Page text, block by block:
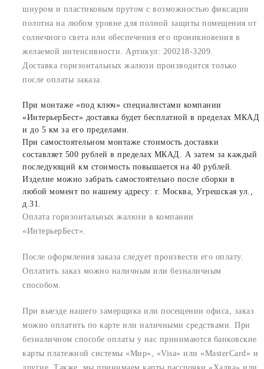
шнуром и пластиковым прутом с возможностью фиксации
полотна на любом уровне для полной защиты помещения от
солнечного света или обеспечения его проникновения в
желаемой интенсивности. Артикул: 200218-3209.
Доставка горизонтальных жалюзи производится только
после оплаты заказа.
При монтаже «под ключ» специалистами компании
«ИнтерьерБест» доставка будет бесплатной в пределах МКАД
и до 5 км за его пределами.
При самостоятельном монтаже стоимость доставки
составляет 500 рублей в пределах МКАД. А затем за каждый
последующий км стоимость повышается на 40 рублей.
Изделие можно забрать самостоятельно после сборки в
любой момент по нашему адресу: г. Москва, Угрешская ул.,
д.31.
Оплата горизонтальных жалюзи в компании
«ИнтерьерБест».
После оформления заказа следует произвести его оплату.
Оплатить заказ можно наличным или безналичным
способом.
При выезде нашего замерщика или посещении офиса, заказ
можно оплатить по карте или наличными средствами. При
безналичном способе оплаты у нас принимаются банковские
карты платежной системы «Мир», «Visa» или «MasterCard» и